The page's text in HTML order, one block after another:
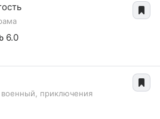
6.0
приключения